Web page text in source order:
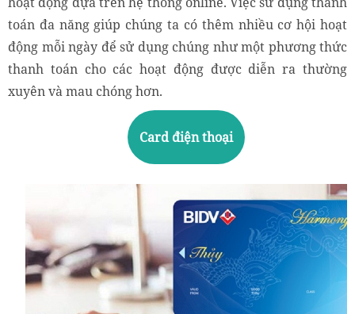
toán đa năng giúp chúng ta có thêm nhiều cơ hội hoạt
động mỗi ngày để sử dụng chúng như một phương thức
thanh toán cho các hoạt động được diễn ra thường
xuyên và mau chóng hơn.
Card điện thoại